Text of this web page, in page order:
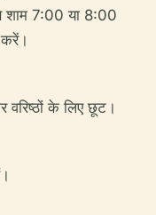
7:00 या 8:00
के लिए छूट।